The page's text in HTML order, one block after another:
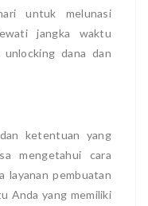
untuk melunasi
jangka waktu
dana dan
ketentuan yang
mengetahui cara
layanan pembuatan
Anda yang memiliki